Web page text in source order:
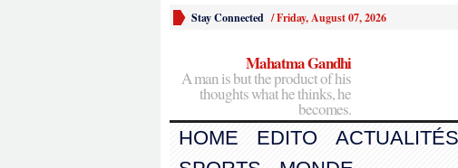
Stay Connected /Friday, August 07, 2026
Mahatma Gandhi
A man is but the product of his
thoughts what he thinks, he
becomes.
HOME EDITO ACTUALITÉS